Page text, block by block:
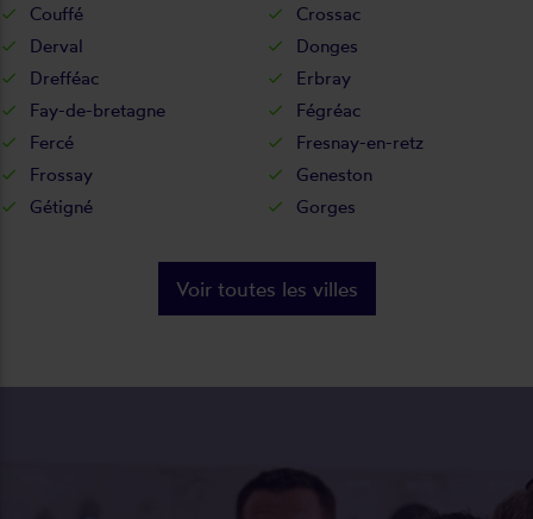
Couffé
Crossac
Derval
Donges
Drefféac
Erbray
Fay-de-bretagne
Fégréac
Fercé
Fresnay-en-retz
Frossay
Geneston
Gétigné
Gorges
Voir toutes les villes